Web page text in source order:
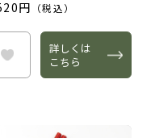
円 （税込）
詳しくは
こちら